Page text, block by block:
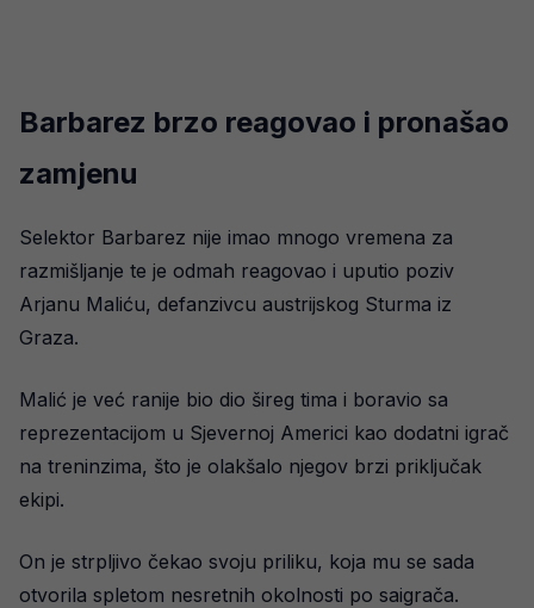
Barbarez brzo reagovao i pronašao
zamjenu
Selektor Barbarez nije imao mnogo vremena za
razmišljanje te je odmah reagovao i uputio poziv
Arjanu Maliću, defanzivcu austrijskog Sturma iz
Graza.
Malić je već ranije bio dio šireg tima i boravio sa
reprezentacijom u Sjevernoj Americi kao dodatni igrač
na treninzima, što je olakšalo njegov brzi priključak
ekipi.
On je strpljivo čekao svoju priliku, koja mu se sada
otvorila spletom nesretnih okolnosti po saigrača.